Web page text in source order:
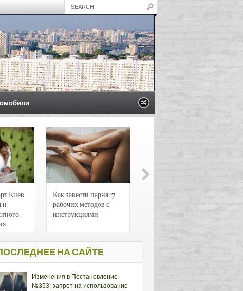
Киев
и
Как завести парня: 7
рабочих методов с
инструкциями
НА САЙТЕ
Изменения в Постановление
№353: запрет на использование